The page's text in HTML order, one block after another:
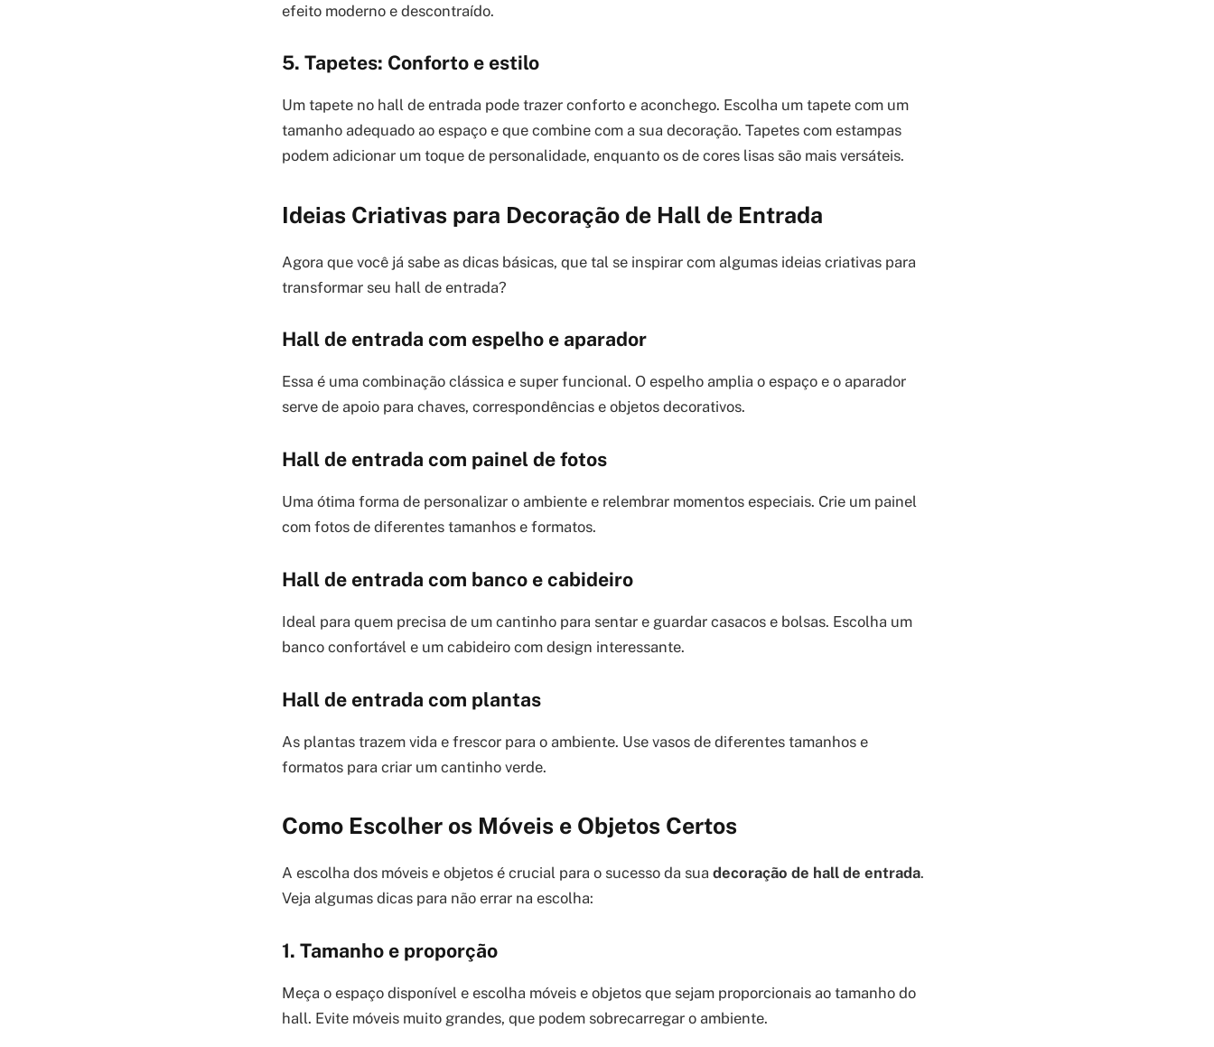
efeito moderno e descontraído.
5. Tapetes: Conforto e estilo
Um tapete no hall de entrada pode trazer conforto e aconchego. Escolha um tapete com um
tamanho adequado ao espaço e que combine com a sua decoração. Tapetes com estampas
podem adicionar um toque de personalidade, enquanto os de cores lisas são mais versáteis.
Ideias Criativas para Decoração de Hall de Entrada
Agora que você já sabe as dicas básicas, que tal se inspirar com algumas ideias criativas para
transformar seu hall de entrada?
Hall de entrada com espelho e aparador
Essa é uma combinação clássica e super funcional. O espelho amplia o espaço e o aparador
serve de apoio para chaves, correspondências e objetos decorativos.
Hall de entrada com painel de fotos
Uma ótima forma de personalizar o ambiente e relembrar momentos especiais. Crie um painel
com fotos de diferentes tamanhos e formatos.
Hall de entrada com banco e cabideiro
Ideal para quem precisa de um cantinho para sentar e guardar casacos e bolsas. Escolha um
banco confortável e um cabideiro com design interessante.
Hall de entrada com plantas
As plantas trazem vida e frescor para o ambiente. Use vasos de diferentes tamanhos e
formatos para criar um cantinho verde.
Como Escolher os Móveis e Objetos Certos
A escolha dos móveis e objetos é crucial para o sucesso da sua decoração de hall de entrada.
Veja algumas dicas para não errar na escolha:
1. Tamanho e proporção
Meça o espaço disponível e escolha móveis e objetos que sejam proporcionais ao tamanho do
hall. Evite móveis muito grandes, que podem sobrecarregar o ambiente.